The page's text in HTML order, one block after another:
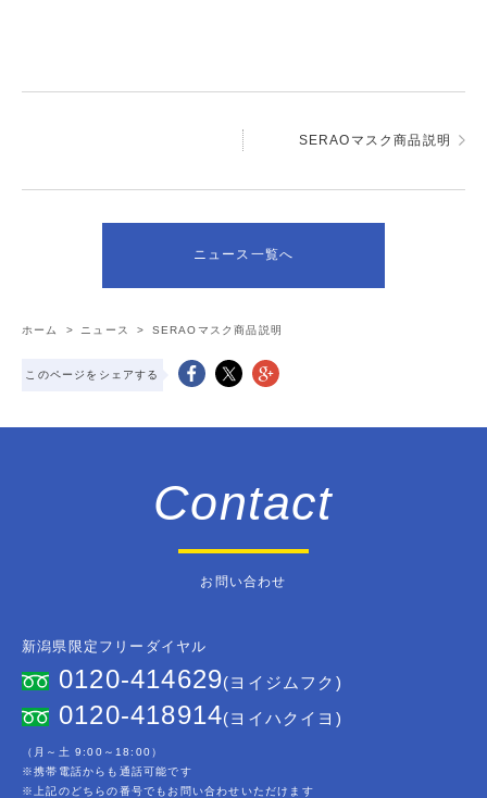
SERAOマスク商品説明
ニュース一覧へ
ホーム > ニュース > SERAOマスク商品説明
このページをシェアする
Contact
お問い合わせ
新潟県限定フリーダイヤル
0120-414629(ヨイジムフク)
0120-418914(ヨイハクイヨ)
（月～土 9:00～18:00）
※携帯電話からも通話可能です
※上記のどちらの番号でもお問い合わせいただけます